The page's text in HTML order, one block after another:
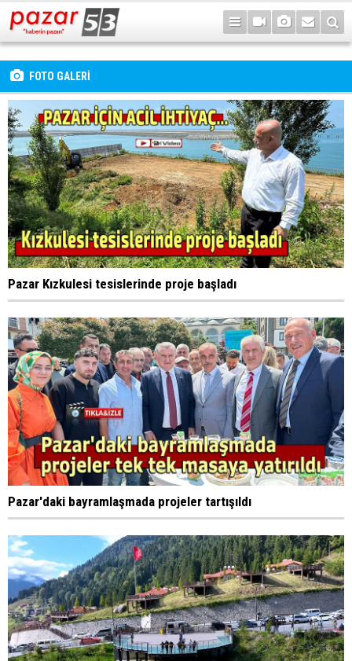
FOTO GALERİ
Pazar Kızkulesi tesislerinde proje başladı
Pazar'daki bayramlaşmada projeler tartışıldı